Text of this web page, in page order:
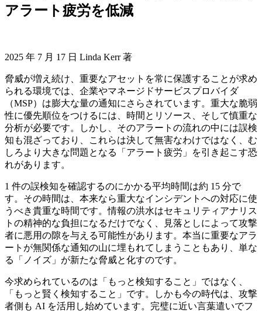
アラート疲労を低減
2025 年 7 月 17 日 Linda Kerr 著
脅威が増え続け、重要なアセットを常に保護することが求め
られる環境では、企業やマネージドサービスプロバイダ
（MSP）は膨大な量の通知にさらされています。重大な脆弱
性に優先順位をつけるには、時間とリソース、そして慎重な
分析が必要です。しかし、そのアラートの流れの中には誤検
知も混ざっており、これらは決して無害なわけではなく、む
しろより大きな問題となる「アラート疲労」を引き起こす恐
れがあります。
1 件の誤検知を確認するのにかかる平均時間は約 15 分で
す。その時間は、本来なら重大なインシデントへの対応に使
うべき貴重な時間です。情報の洪水はセキュリティアナリス
トの精神的な負担になるだけでなく、見落としによって攻撃
者に悪用の隙を与える可能性があります。本当に重要なアラ
ートが無関係な通知の山に埋もれてしまうこともあり、単な
る「ノイズ」が新たな脅威と化すのです。
今求められているのは「もっと検知すること」ではなく、
「もっと賢く検知すること」です。しかも今の時代は、攻撃
者側も AI を活用し始めています。完璧に近い言葉遣いでフ